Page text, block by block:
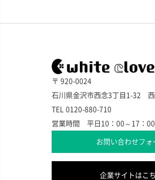
〒 920-0024
石川県金沢市西念3丁目1-32 西
TEL 0120-880-710
営業時間 平日10：00～17：00
お問い合わせフォ
企業サイトはこ